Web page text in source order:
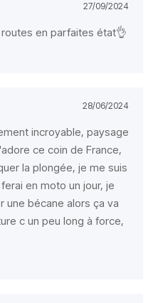
27/09/2024
en parfaites état👌
28/06/2024
incroyable, paysage
ce coin de France,
la plongée, je me suis
en moto un jour, je
une bécane alors ça va
c un peu long à force,